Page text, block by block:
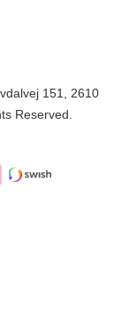
151, 2610
Reserved.